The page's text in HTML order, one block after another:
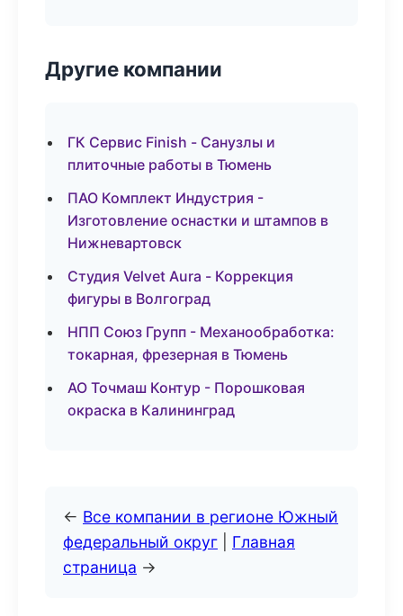
Другие компании
ГК Сервис Finish - Санузлы и
плиточные работы в Тюмень
ПАО Комплект Индустрия -
Изготовление оснастки и штампов в
Нижневартовск
Студия Velvet Aura - Коррекция
фигуры в Волгоград
НПП Союз Групп - Механообработка:
токарная, фрезерная в Тюмень
АО Точмаш Контур - Порошковая
окраска в Калининград
← Все компании в регионе Южный
федеральный округ
Главная
страница →